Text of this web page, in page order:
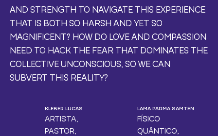
AND STRENGTH TO NAVIGATE THIS EXPERIENCE
THAT IS BOTH SO HARSH AND YET SO
MAGNIFICENT? HOW DO LOVE AND COMPASSION
NEED TO HACK THE FEAR THAT DOMINATES THE
COLLECTIVE UNCONSCIOUS, SO WE CAN
SUBVERT THIS REALITY?
KLEBER LUCAS
ARTISTA,
PASTOR,
LAMA PADMA SAMTEN
FÍSICO
QUÂNTICO,